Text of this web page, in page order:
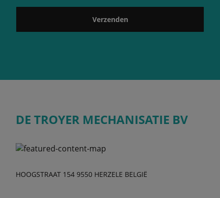
Verzenden
DE TROYER MECHANISATIE BV
HOOGSTRAAT 154 9550 HERZELE BELGIË